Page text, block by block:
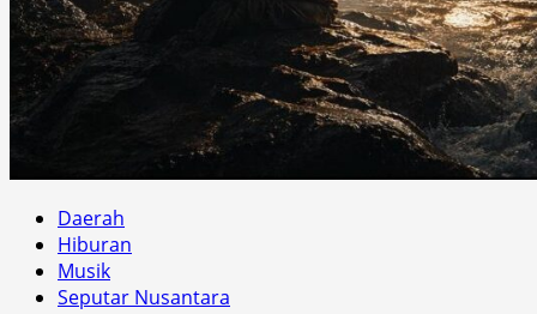
Daerah
Hiburan
Musik
Seputar Nusantara